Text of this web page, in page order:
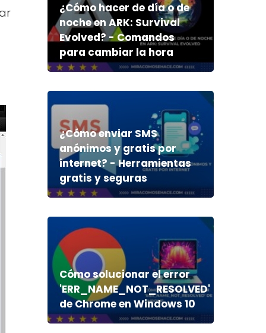
¿Cómo hacer de día o de
noche en ARK: Survival
Evolved? - Comandos
para cambiar la hora
¿Cómo enviar SMS
anónimos y gratis por
internet? - Herramientas
gratis y seguras
Cómo solucionar el error
'ERR_NAME_NOT_RESOLVED'
de Chrome en Windows 10